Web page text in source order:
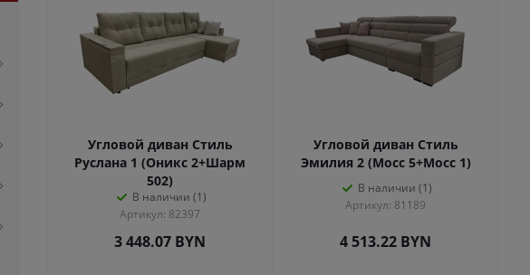
Угловой диван Стиль
Руслана 1 (Оникс 2+Шарм
502)
В наличии (1)
Артикул: 82397
3 448.07 BYN
Угловой диван Стиль
Эмилия 2 (Мосс 5+Мосс 1)
В наличии (1)
Артикул: 81189
4 513.22 BYN